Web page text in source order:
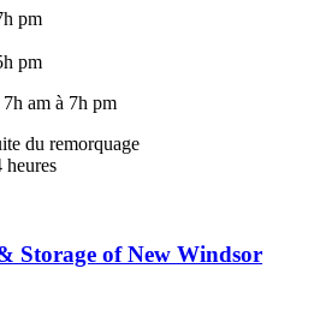
pm
pm
am à 7h pm
du remorquage
heures
Storage of New Windsor